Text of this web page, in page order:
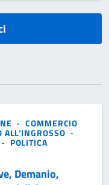
-COMMERCIO
ALL'INGROSSO -
- POLITICA
Demanio,